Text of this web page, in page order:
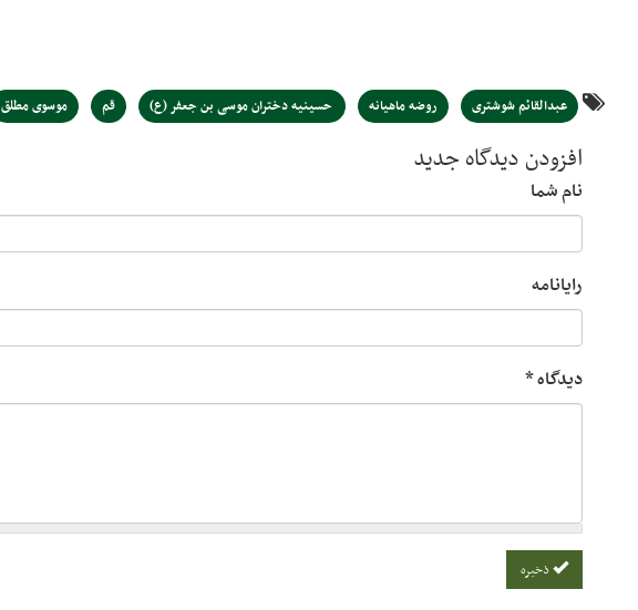
عبدالقائم شوشتری روضه ماهیانه حسینیه دختران موسی بن جعفر (ع) قم موسوی مطلق
افزودن دیدگاه جدید
نام شما
رایانامه
دیدگاه*